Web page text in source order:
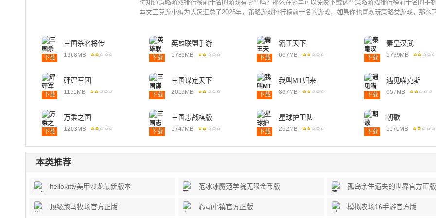
你知道策略游戏排行榜前十名的游戏有哪些吗？那么在哪里可以免费下载这些策略游戏排行榜前十名的手机
本文三克游小编为大家汇总了2025年，策略游戏排行榜前十名的游戏，如果你也喜欢玩策略类游戏，那么
下载
三国杀名将传
1968MB 下载
英雄联盟手游
1786MB 下载
霸王天下
667MB 下载
秦皇汉武
1739MB
下载
砰砰军团
1151MB 下载
三国谋定天下
2019MB 下载
我叫MT归来
897MB 下载
遇见喵克斯
657MB
下载
万乘之国
1203MB 下载
三国志战棋版
1747MB 下载
星球护卫队
262MB 下载
朝歌
1170MB
本类推荐
hellokitty美甲沙龙最新版本 范冰冰魔范学院无限金币版 孤岛余生遗失的世界官方正版
顶级跑马牧场官方正版 心动小镇官方正版 模拟农场16手游官方版